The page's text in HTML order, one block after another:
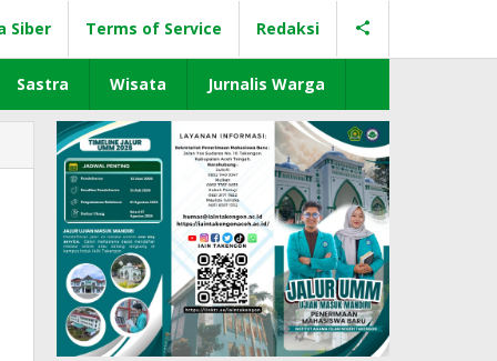
Siber Terms of Service Redaksi
Sastra Wisata Jurnalis Warga